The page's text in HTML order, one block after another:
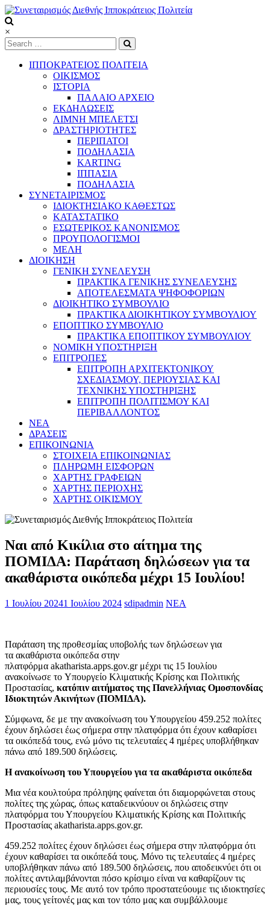
Skip
to
content
Συνεταιρισμός
Διεθνής
Ιπποκράτειος
Πολιτεία
×
ΙΠΠΟΚΡΑΤΕΙΟΣ ΠΟΛΙΤΕΙΑ
ΟΙΚΙΣΜΟΣ
ΙΣΤΟΡΙΑ
ΠΑΛΑΙΟ ΑΡΧΕΙΟ
ΕΚΔΗΛΩΣΕΙΣ
ΛΙΜΝΗ ΜΠΕΛΕΤΣΙ
ΔΡΑΣΤΗΡΙΟΤΗΤΕΣ
ΠΕΡΙΠΑΤΟΙ
ΠΟΔΗΛΑΣΙΑ
KARTING
ΙΠΠΑΣΙΑ
ΠΟΔΗΛΑΣΙΑ
ΣΥΝΕΤΑΙΡΙΣΜΟΣ
ΙΔΙΟΚΤΗΣΙΑΚΟ ΚΑΘΕΣΤΩΣ
ΚΑΤΑΣΤΑΤΙΚΟ
ΕΣΩΤΕΡΙΚΟΣ ΚΑΝΟΝΙΣΜΟΣ
ΠΡΟΥΠΟΛΟΓΙΣΜΟΙ
ΜΕΛΗ
ΔΙΟΙΚΗΣΗ
ΓΕΝΙΚΗ ΣΥΝΕΛΕΥΣΗ
ΠΡΑΚΤΙΚΑ ΓΕΝΙΚΗΣ ΣΥΝΕΛΕΥΣΗΣ
ΑΠΟΤΕΛΕΣΜΑΤΑ ΨΗΦΟΦΟΡΙΩΝ
ΔΙΟΙΚΗΤΙΚΟ ΣΥΜΒΟΥΛΙΟ
ΠΡΑΚΤΙΚΑ ΔΙΟΙΚΗΤΙΚΟΥ ΣΥΜΒΟΥΛΙΟΥ
ΕΠΟΠΤΙΚΟ ΣΥΜΒΟΥΛΙΟ
ΠΡΑΚΤΙΚΑ ΕΠΟΠΤΙΚΟΥ ΣΥΜΒΟΥΛΙΟΥ
ΝΟΜΙΚΗ ΥΠΟΣΤΗΡΙΞΗ
ΕΠΙΤΡΟΠΕΣ
ΕΠΙΤΡΟΠΗ ΑΡΧΙΤΕΚΤΟΝΙΚΟΥ
ΣΧΕΔΙΑΣΜΟΥ, ΠΕΡΙΟΥΣΙΑΣ ΚΑΙ
ΤΕΧΝΙΚΗΣ ΥΠΟΣΤΗΡΙΞΗΣ
ΕΠΙΤΡΟΠΗ ΠΟΛΙΤΙΣΜΟΥ ΚΑΙ
ΠΕΡΙΒΑΛΛΟΝΤΟΣ
NEA
ΔΡΑΣΕΙΣ
ΕΠΙΚΟΙΝΩΝΙΑ
ΣΤΟΙΧΕΙΑ ΕΠΙΚΟΙΝΩΝΙΑΣ
ΠΛΗΡΩΜΗ ΕΙΣΦΟΡΩΝ
ΧΑΡΤΗΣ ΓΡΑΦΕΙΩΝ
ΧΑΡΤΗΣ ΠΕΡΙΟΧΗΣ
ΧΑΡΤΗΣ ΟΙΚΙΣΜΟΥ
Ναι από Κικίλια στο αίτημα της
ΠΟΜΙΔΑ: Παράταση δηλώσεων για τα
ακαθάριστα οικόπεδα μέχρι 15 Ιουλίου!
1 Ιουλίου 20241 Ιουλίου 2024 sdipadmin ΝΕΑ
Παράταση της προθεσμίας υποβολής των δηλώσεων για
τα ακαθάριστα οικόπεδα στην
πλατφόρμα akatharista.apps.gov.gr μέχρι τις 15 Ιουλίου
ανακοίνωσε το Υπουργείο Κλιματικής Κρίσης και Πολιτικής
Προστασίας, κατόπιν αιτήματος της Πανελλήνιας Ομοσπονδίας
Ιδιοκτητών Ακινήτων (ΠΟΜΙΔΑ).
Σύμφωνα, δε με την ανακοίνωση του Υπουργείου 459.252 πολίτες
έχουν δηλώσει έως σήμερα στην πλατφόρμα ότι έχουν καθαρίσει
τα οικόπεδά τους, ενώ μόνο τις τελευταίες 4 ημέρες υποβλήθηκαν
πάνω από 189.500 δηλώσεις.
Η ανακοίνωση του Υπουργείου για τα ακαθάριστα οικόπεδα
Μια νέα κουλτούρα πρόληψης φαίνεται ότι διαμορφώνεται στους
πολίτες της χώρας, όπως καταδεικνύουν οι δηλώσεις στην
πλατφόρμα του Υπουργείου Κλιματικής Κρίσης και Πολιτικής
Προστασίας akatharista.apps.gov.gr.
459.252 πολίτες έχουν δηλώσει έως σήμερα στην πλατφόρμα ότι
έχουν καθαρίσει τα οικόπεδά τους. Μόνο τις τελευταίες 4 ημέρες
υποβλήθηκαν πάνω από 189.500 δηλώσεις, που αποδεικνύει ότι οι
πολίτες αντιλαμβάνονται πόσο κρίσιμο είναι να καθαρίζουν τις
περιουσίες τους. Με αυτό τον τρόπο προστατεύουμε τις ιδιοκτησίες
μας, τους γείτονές μας και τον τόπο μας και συμβάλλουμε